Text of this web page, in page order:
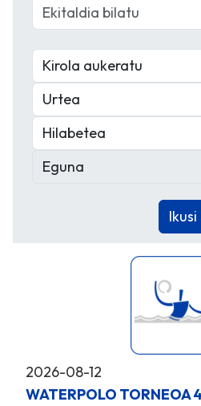
2026-08-12
WATERPOLO TORNEOA